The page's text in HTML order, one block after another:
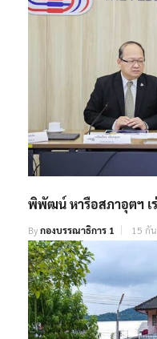
พิพัฒน์ หารือสภาอุตฯ เ
Byกองบรรณาธิการ 1 15 กั